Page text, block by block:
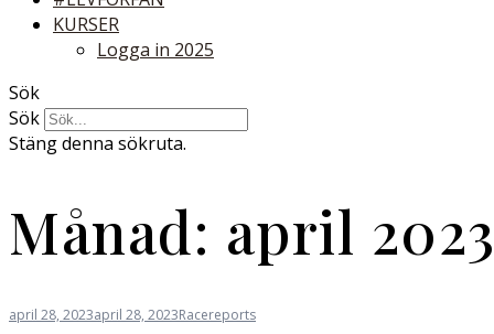
KURSER
Logga in 2025
Sök
Sök
Stäng denna sökruta.
Månad: april 2023
april 28, 2023april 28, 2023Racereports